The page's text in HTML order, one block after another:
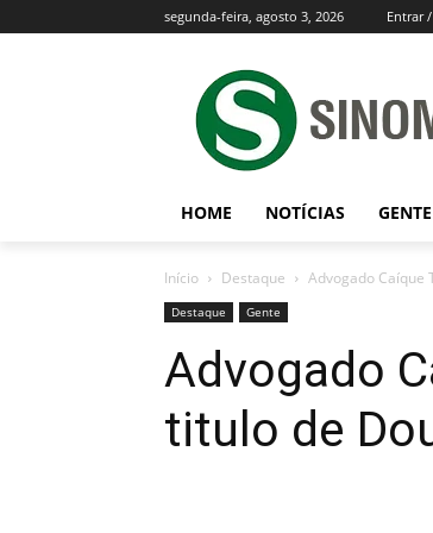
segunda-feira, agosto 3, 2026 Entrar
HOME NOTÍCIAS GENTE
Início Destaque Advogado Caíque
Destaque Gente
Advogado
titulo de